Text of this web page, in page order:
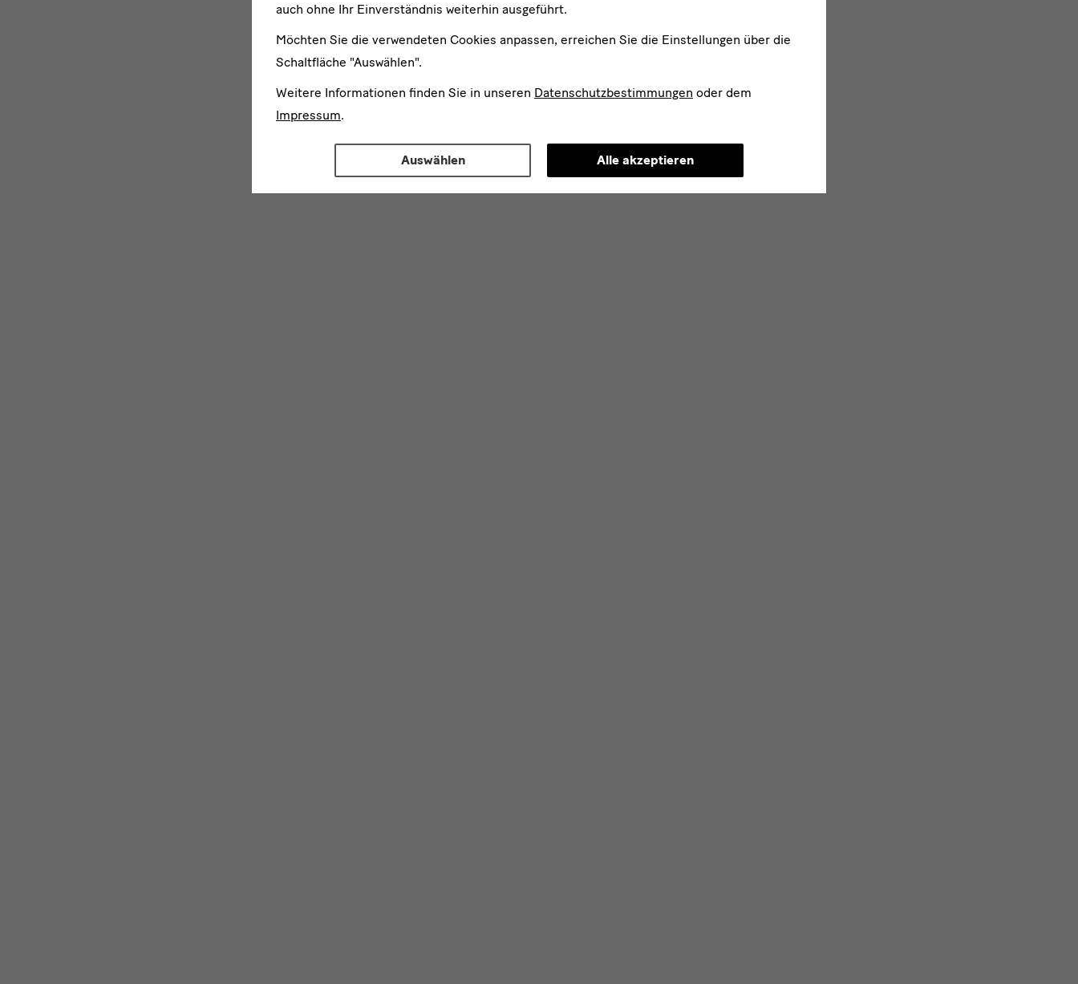
auch ohne Ihr Einverständnis weiterhin ausgeführt.
Möchten Sie die verwendeten Cookies anpassen, erreichen Sie die Einstellungen über die
Schaltfläche "Auswählen".
Weitere Informationen finden Sie in unseren Datenschutzbestimmungen oder dem
Impressum.
Auswählen Alle akzeptieren